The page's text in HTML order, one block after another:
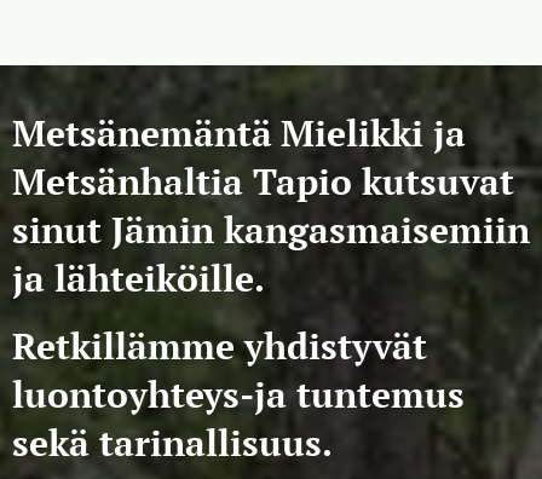
MetsänemäntäMielikki ja
Metsänhaltia Tapio kutsuvat
sinut Jämin kangasmaisemiin
ja lähteiköille.
Retkillämme yhdistyvät
luontoyhteys-ja tuntemus
sekä tarinallisuus.